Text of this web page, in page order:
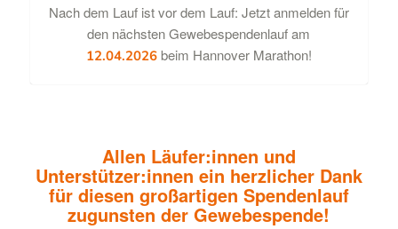
Nach dem Lauf ist vor dem Lauf: Jetzt anmelden für
den nächsten Gewebespendenlauf am
12.04.2026beim Hannover Marathon!
Allen Läufer:innen und
Unterstützer:innen ein herzlicher Dank
für diesen großartigen Spendenlauf
zugunsten der Gewebespende!